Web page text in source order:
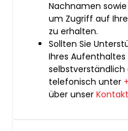
Nachnamen
um Zugriff auf
zu erhalten.
Sollten Sie
Ihres
telefonisch unter
über unser